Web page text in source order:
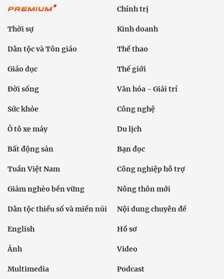
Chính trị
Thời sự Kinh doanh
Dân tộc và Tôn giáo Thể thao
Giáo dục Thế giới
Đời sống Văn hóa - Giải trí
Sức khỏe Công nghệ
Ô tô xe máy Du lịch
Bất động sản Bạn đọc
Tuần Việt Nam Công nghiệp hỗ trợ
Giảm nghèo bền vững Nông thôn mới
Dân tộc thiểu số và miền núi Nội dung chuyên đề
English Hồ sơ
Ảnh Video
Multimedia Podcast